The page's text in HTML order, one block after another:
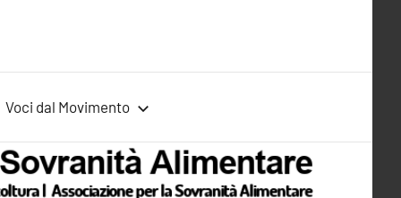
Voci dal Movimento